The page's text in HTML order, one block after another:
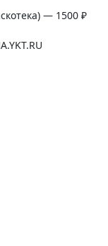
— 1500 ₽